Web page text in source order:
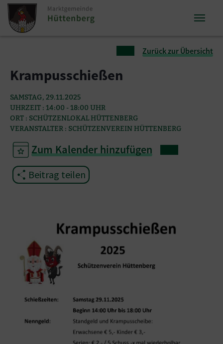
Zum Inhalt springen
Zum Seitenende springen
Zurück zur Übersicht
Krampusschießen
SAMSTAG, 29.11.2025
UHRZEIT : 14:00 - 18:00 UHR
ORT : SCHÜTZENLOKAL HÜTTENBERG
VERANSTALTER : SCHÜTZENVEREIN HÜTTENBERG
Zum Kalender hinzufügen
Beitrag teilen